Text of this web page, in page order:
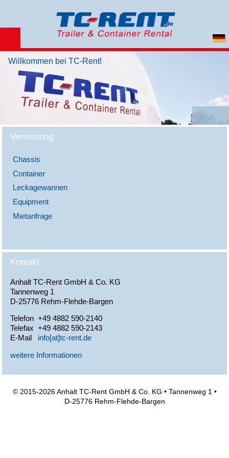
>
Willkommen bei TC-Rent!
Vermietung
Chassis
Container
Leckagewannen
Equipment
Mietanfrage
Kontakt
Anhalt TC-Rent GmbH & Co. KG
Tannenweg 1
D-25776 Rehm-Flehde-Bargen
Telefon +49 4882 590-2140
Telefax +49 4882 590-2143
E-Mail
info[at]tc-rent.de
weitere Informationen
© 2015-2026 Anhalt TC-Rent GmbH & Co. KG • Tannenweg 1 •
D-25776 Rehm-Flehde-Bargen